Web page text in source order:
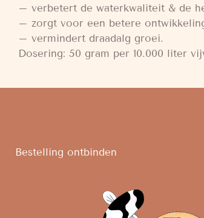
– verbetert de waterkwaliteit & de
– zorgt voor een betere
– vermindert draadalg groei.
Dosering: 50 gram per 10.000 liter
Bestelling ontbinden